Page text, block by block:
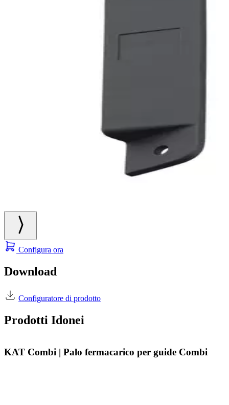
Configura ora
Download
Configuratore di prodotto
Prodotti Idonei
KAT Combi | Palo fermacarico per guide Combi